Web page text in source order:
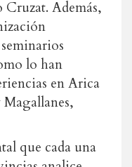
Además,
lo han
en Arica
que cada una